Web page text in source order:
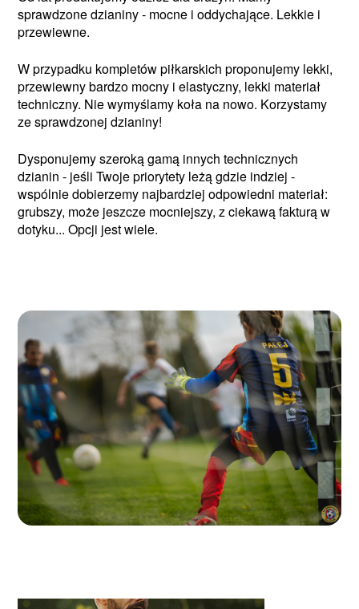
sprawdzone dzianiny - mocne i oddychające. Lekkie i
przewiewne.
W przypadku kompletów piłkarskich proponujemy lekki,
przewiewny bardzo mocny i elastyczny, lekki materiał
techniczny. Nie wymyślamy koła na nowo. Korzystamy
ze sprawdzonej dzianiny!
Dysponujemy szeroką gamą innych technicznych
dzianin - jeśli Twoje priorytety leżą gdzie indziej -
wspólnie dobierzemy najbardziej odpowiedni materiał:
grubszy, może jeszcze mocniejszy, z ciekawą fakturą w
dotyku... Opcji jest wiele.